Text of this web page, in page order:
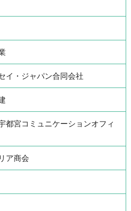
イ・ジャパン合同会社
都宮コミュニケーションオフィ
ア商会